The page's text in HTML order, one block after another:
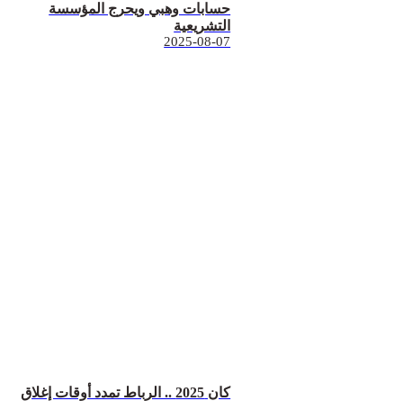
حسابات وهبي ويحرج المؤسسة
التشريعية
2025-08-07
كان 2025 .. الرباط تمدد أوقات إغلاق